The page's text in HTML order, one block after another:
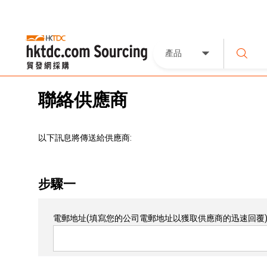
產品
聯絡供應商
以下訊息將傳送給供應商:
步驟一
電郵地址(填寫您的公司電郵地址以獲取供應商的迅速回覆)